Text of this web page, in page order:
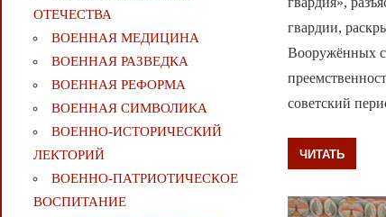
гвардии,
Вооружённых
советский
ЧИТАТЬ
ОТЕЧЕСТВА
ВОЕННАЯ МЕДИЦИНА
ВОЕННАЯ РАЗВЕДКА
ВОЕННАЯ РЕФОРМА
ВОЕННАЯ СИМВОЛИКА
ВОЕННО-ИСТОРИЧЕСКИЙ
ЛЕКТОРИЙ
ВОЕННО-ПАТРИОТИЧЕСКОЕ
ВОСПИТАНИЕ